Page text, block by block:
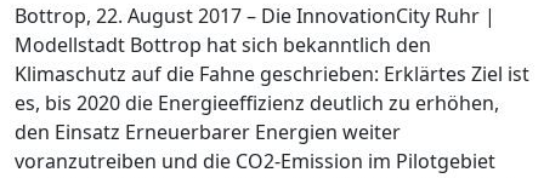
Bottrop, 22. August 2017 – Die InnovationCity Ruhr |
Modellstadt Bottrop hat sich bekanntlich den
Klimaschutz auf die Fahne geschrieben: Erklärtes Ziel ist
es, bis 2020 die Energieeffizienz deutlich zu erhöhen,
den Einsatz Erneuerbarer Energien weiter
voranzutreiben und die CO2-Emission im Pilotgebiet